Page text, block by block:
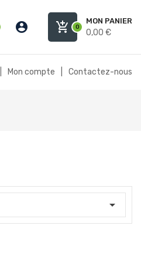
add_shopping_cart 0
MON PANIER
0,00 €
account_circle
Mon compte Contactez-nous
